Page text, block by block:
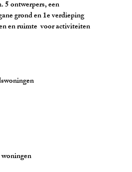
een
en 1e verdieping
voor activiteiten